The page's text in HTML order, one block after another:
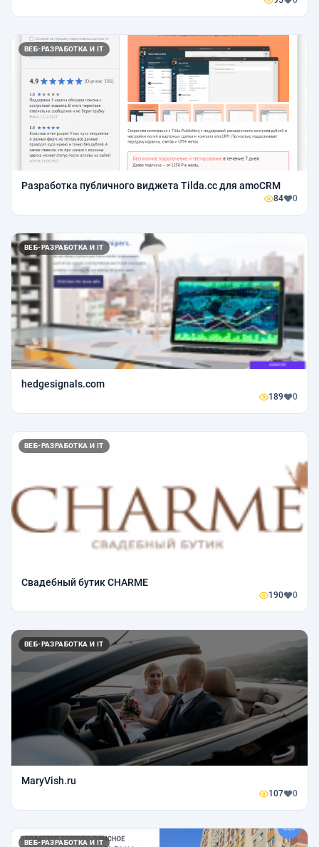
ВЕБ-РАЗРАБОТКА И IT
Разработка публичного виджета Tilda.cc для amoCRM
84 0
ВЕБ-РАЗРАБОТКА И IT
hedgesignals.com
189 0
ВЕБ-РАЗРАБОТКА И IT
Свадебный бутик CHARME
190 0
ВЕБ-РАЗРАБОТКА И IT
MaryVish.ru
107 0
ВЕБ-РАЗРАБОТКА И IT